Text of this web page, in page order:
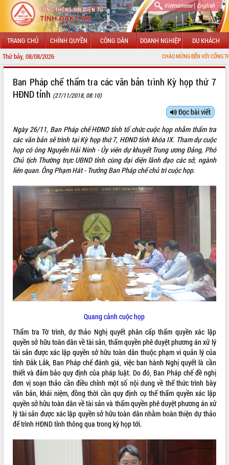
Vietnamese| English
TRANG CHỦ CHÍNH QUYỀN CÔNG DÂN DOANH NGHIỆP DU KHÁCH
Thứ bảy, 08/08/2026 CHÀO MỪNG ĐẾN VỚI CỔNG THÔNG TIN ĐIỆN TỬ
LÃNH ĐẠO UBND TỈNH
SỞ, BAN, NGÀNH
UBND CÁC XÃ, PHƯỜNG
HỆ THỐNG VĂN BẢN
VĂN BẢN HĐND TỈNH
ĐIỂM TIN VĂN BẢN
QUY HOẠCH - KẾ HOẠCH
Ban Pháp chế thẩm tra các văn bản trình Kỳ họp thứ 7
HĐND tỉnh (27/11/2018, 08:10)
Đọc bài viết
Ngày 26/11, Ban Pháp chế HĐND tỉnh tổ chức cuộc họp nhằm thẩm tra
các văn bản sẽ trình tại Kỳ họp thứ 7, HĐND tỉnh khóa IX. Tham dự cuộc
họp có ông Nguyễn Hải Ninh - Ủy viên dự khuyết Trung ương Đảng, Phó
Chủ tịch Thường trực UBND tỉnh cùng đại diện lãnh đạo các sở, ngành
liên quan. Ông Phạm Hát - Trưởng Ban Pháp chế chủ trì cuộc họp.
Quang cảnh cuộc họp
Thẩm tra Tờ trình, dự thảo Nghị quyết phân cấp thẩm quyền xác lập
quyền sở hữu toàn dân về tài sản, thẩm quyền phê duyệt phương án xử lý
tài sản được xác lập quyền sở hữu toàn dân thuộc phạm vi quản lý của
tỉnh Đắk Lắk, Ban Pháp chế đánh giá, việc ban hành Nghị quyết là cần
thiết và đảm bảo quy định của pháp luật. Do đó, Ban Pháp chế đề nghị
đơn vị soạn thảo cần điều chỉnh một số nội dung về thể thức trình bày
văn bản, khái niệm, đồng thời cần quy định cụ thể thẩm quyền xác lập
quyền sở hữu toàn dân về tài sản và thẩm quyền phê duyệt phương án xử
lý tài sản được xác lập quyền sở hữu toàn dân nhằm hoàn thiện dự thảo
để trình HĐND tỉnh thông qua trong kỳ họp tới.